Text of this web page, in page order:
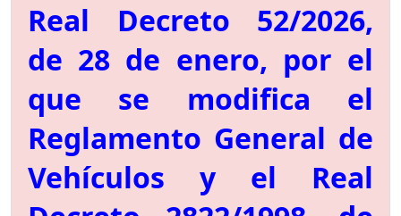
Real Decreto 52/2026,
de 28 de enero, por el
que se modifica el
Reglamento General de
Vehículos y el Real